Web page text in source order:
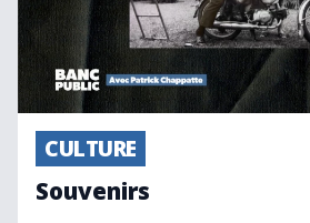
CULTURE
Souvenirs